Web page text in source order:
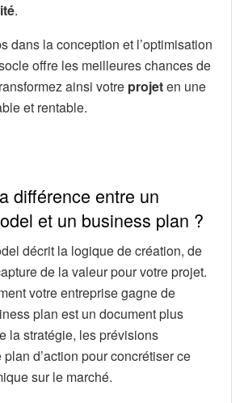
.
dans la conception et l’optimisation
offre les meilleures chances de
ainsi votre projeten une
et rentable.
différence entre un
et un business plan ?
décrit la logique de création, de
de la valeur pour votre projet.
votre entreprise gagne de
plan est un document plus
la stratégie, les prévisions
d’action pour concrétiser ce
sur le marché.